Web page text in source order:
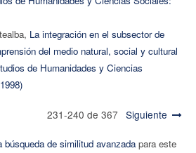
La integración en el subsector de
del medio natural, social y cultural
de Humanidades y Ciencias
231-240 de 367 Siguiente
búsqueda de similitud avanzadapara este